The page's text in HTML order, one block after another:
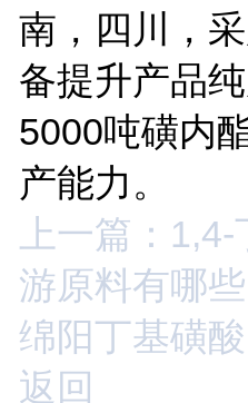
南，四川，
备提升产品
5000吨磺内
产能力。
上一篇：
游原料有哪些
绵阳丁基磺
返回